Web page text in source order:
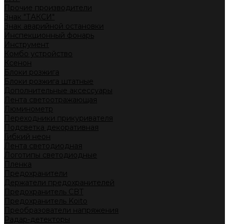
Прочие производители
Знак "ТАКСИ"
Знак аварийной остановки
Инспекционный фонарь
Инструмент
Комбо устройство
Ксенон
Блоки розжига
Блоки розжига штатные
Дополнительные аксессуары
Лента светоотражающая
Люминометр
Переходники прикуривателя
Подсветка декоративная
Гибкий неон
Лента светодиодная
Логотипы светодиодные
Пленка
Предохранители
Держатели предохранителей
Предохранитель CBT
Предохранитель Koito
Преобразователи напряжения
Радар-детекторы